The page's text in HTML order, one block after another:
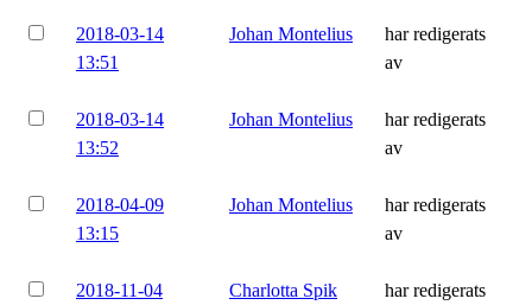
2018-03-14
13:51
Johan Montelius
har redigerats
av
2018-03-14
13:52
Johan Montelius
har redigerats
av
2018-04-09
13:15
Johan Montelius
har redigerats
av
2018-11-04
Charlotta Spik
har redigerats